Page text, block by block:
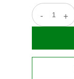
- +